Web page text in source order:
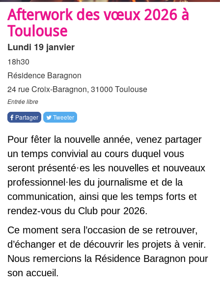
Afterwork des vœux 2026 à
Toulouse
Lundi 19 janvier
18h30
Résidence Baragnon
24 rue Croix-Baragnon, 31000 Toulouse
Entrée libre
Partager
Tweeter
Pour fêter la nouvelle année, venez partager
un temps convivial au cours duquel vous
seront présenté·es les nouvelles et nouveaux
professionnel·les du journalisme et de la
communication, ainsi que les temps forts et
rendez-vous du Club pour 2026.
Ce moment sera l’occasion de se retrouver,
d’échanger et de découvrir les projets à venir.
Nous remercions la Résidence Baragnon pour
son accueil.